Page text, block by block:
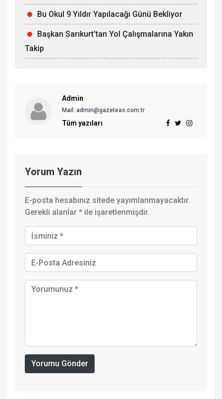
Bu Okul 9 Yıldır Yapılacağı Günü Bekliyor
Başkan Sarıkurt’tan Yol Çalışmalarına Yakın
Takip
Admin
Mail: admin@gazeteas.com.tr
Tüm yazıları
Yorum Yazın
E-posta hesabınız sitede yayımlanmayacaktır.
Gerekli alanlar * ile işaretlenmişdir.
Yorumu Gönder